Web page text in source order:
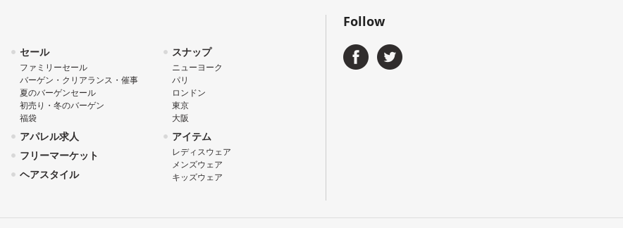
セール
ファミリーセール
バーゲン・クリアランス・催事
夏のバーゲンセール
初売り・冬のバーゲン
福袋
アパレル求人
フリーマーケット
ヘアスタイル
スナップ
ニューヨーク
パリ
ロンドン
東京
大阪
アイテム
レディスウェア
メンズウェア
キッズウェア
Follow